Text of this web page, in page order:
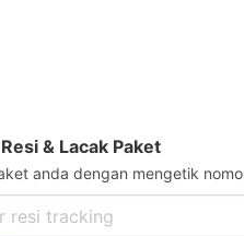
& Lacak Paket
anda dengan mengetik